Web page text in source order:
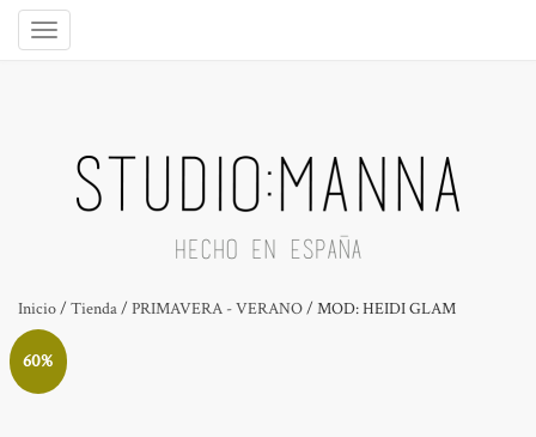
Inicio/ Tienda/ PRIMAVERA - VERANO/ MOD: HEIDI GLAM
60%